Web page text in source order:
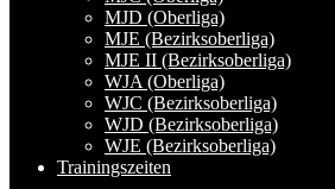
MJD (Oberliga)
MJE (Bezirksoberliga)
MJE II (Bezirksoberliga)
WJA (Oberliga)
WJC (Bezirksoberliga)
WJD (Bezirksoberliga)
WJE (Bezirksoberliga)
Trainingszeiten